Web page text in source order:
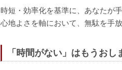
時短・効率化を基準に、あなたが
心地よさを軸において、無駄を手
「時間がない」はもうおし